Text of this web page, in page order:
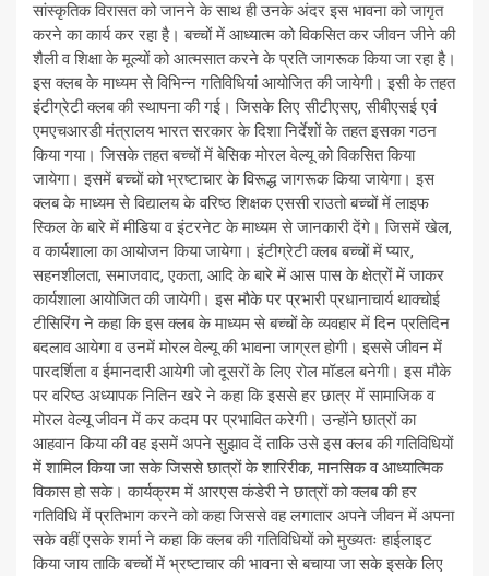
सांस्कृतिक विरासत को जानने के साथ ही उनके अंदर इस भावना को जागृत
करने का कार्य कर रहा है। बच्चों में आध्यात्म को विकसित कर जीवन जीने की
शैली व शिक्षा के मूल्यों को आत्मसात करने के प्रति जागरूक किया जा रहा है।
इस क्लब के माध्यम से विभिन्न गतिविधियां आयोजित की जायेगी। इसी के तहत
इंटीग्रेटी क्लब की स्थापना की गई। जिसके लिए सीटीएसए, सीबीएसई एवं
एमएचआरडी मंत्रालय भारत सरकार के दिशा निर्देशों के तहत इसका गठन
किया गया। जिसके तहत बच्चों में बेसिक मोरल वेल्यू को विकसित किया
जायेगा। इसमें बच्चों को भ्रष्टाचार के विरूद्ध जागरूक किया जायेगा। इस
क्लब के माध्यम से विद्यालय के वरिष्ठ शिक्षक एससी राउतो बच्चों में लाइफ
स्किल के बारे में मीडिया व इंटरनेट के माध्यम से जानकारी देंगे। जिसमें खेल,
व कार्यशाला का आयोजन किया जायेगा। इंटीग्रेटी क्लब बच्चों में प्यार,
सहनशीलता, समाजवाद, एकता, आदि के बारे में आस पास के क्षेत्रों में जाकर
कार्यशाला आयोजित की जायेगी। इस मौके पर प्रभारी प्रधानाचार्य थाक्चोई
टीसिरिंग ने कहा कि इस क्लब के माध्यम से बच्चों के व्यवहार में दिन प्रतिदिन
बदलाव आयेगा व उनमें मोरल वेल्यू की भावना जाग्रत होगी। इससे जीवन में
पारदर्शिता व ईमानदारी आयेगी जो दूसरों के लिए रोल मॉडल बनेगी। इस मौके
पर वरिष्ठ अध्यापक नितिन खरे ने कहा कि इससे हर छात्र में सामाजिक व
मोरल वेल्यू जीवन में कर कदम पर प्रभावित करेगी। उन्होंने छात्रों का
आहवान किया की वह इसमें अपने सुझाव दें ताकि उसे इस क्लब की गतिविधियों
में शामिल किया जा सके जिससे छात्रों के शारिरीक, मानसिक व आध्यात्मिक
विकास हो सके। कार्यक्रम में आरएस कंडेरी ने छात्रों को क्लब की हर
गतिविधि में प्रतिभाग करने को कहा जिससे वह लगातार अपने जीवन में अपना
सके वहीं एसके शर्मा ने कहा कि क्लब की गतिविधियों को मुख्यतः हाईलाइट
किया जाय ताकि बच्चों में भ्रष्टाचार की भावना से बचाया जा सके इसके लिए